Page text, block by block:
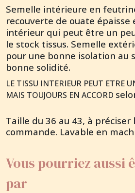
Semelle intérieure en
recouverte de ouate épaisse
intérieur qui peut être un
le stock tissus. Semelle
pour une bonne isolation au
bonne solidité.
LE TISSU INTERIEUR PEUT ETRE
MAIS TOUJOURS EN ACCORD
Taille du 36 au 43, à
commande. Lavable en
Vous pourriez aussi
par